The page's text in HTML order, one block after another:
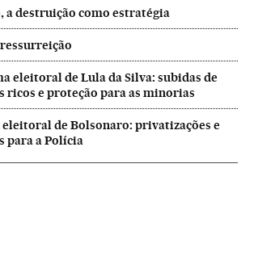
a destruição como estratégia
eleitoral de Lula da Silva: subidas de
ricos e proteção para as minorias
de Bolsonaro: privatizações e
para a Polícia